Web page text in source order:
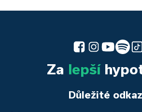
Za lepší
Důležité